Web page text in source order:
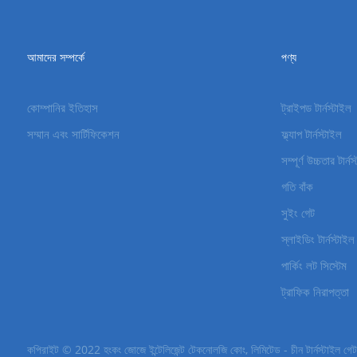
আমাদের সম্পর্কে
কোম্পানির ইতিহাস
সম্মান এবং সার্টিফিকেশন
পণ্য
ট্রাইপড টার্নস্টাইল
ফ্ল্যাপ টার্নস্টাইল
সম্পূর্ণ উচ্চতার
গতি বাঁক
সুইং গেট
স্লাইডিং টার্নস্টাইল
পার্কিং লট সিস্টেম
ট্রাফিক নিরাপত্তা
কপিরাইট © 2022 হংকং জোজে ইন্টেলিজেন্ট টেকনোলজি কোং, লিমিটেড - চীন টার্নস্টাইল